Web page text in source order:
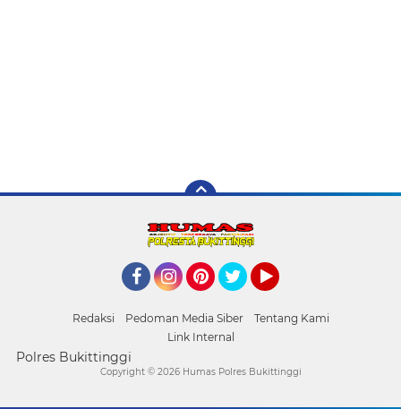
Redaksi Pedoman Media Siber
Tentang Kami
Link Internal
Polres Bukittinggi
Copyright © 2026 Humas Polres Bukittinggi